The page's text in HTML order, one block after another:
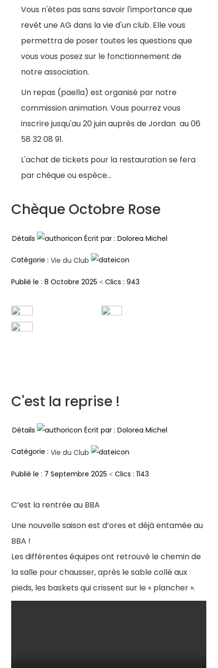
Vous n'êtes pas sans savoir l'importance que
revêt une AG dans la vie d'un club. Elle vous
permettra de poser toutes les questions que
vous vous posez sur le fonctionnement de
notre association.
Un repas (paella) est organisé par notre
commission animation. Vous pourrez vous
inscrire jusqu'au 20 juin auprès de Jordan ⁩ au 06
58 32 08 91.
L'achat de tickets pour la restauration se fera
par chèque ou espèce...
Chèque Octobre Rose
Détails Écrit par :Dolorea Michel
Catégorie :Vie du Club
Publié le : 8 Octobre 2025 Clics : 943
C'est la reprise !
Détails Écrit par :Dolorea Michel
Catégorie :Vie du Club
Publié le : 7 Septembre 2025 Clics : 1143
C’est la rentrée au BBA
Une nouvelle saison est d’ores et déjà entamée au
BBA !
Les différentes équipes ont retrouvé le chemin de
la salle pour chausser, après le sable collé aux
pieds, les baskets qui crissent sur le « plancher ».